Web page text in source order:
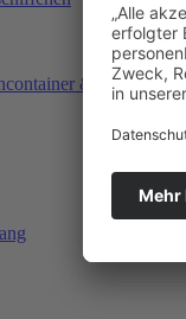
& mehr